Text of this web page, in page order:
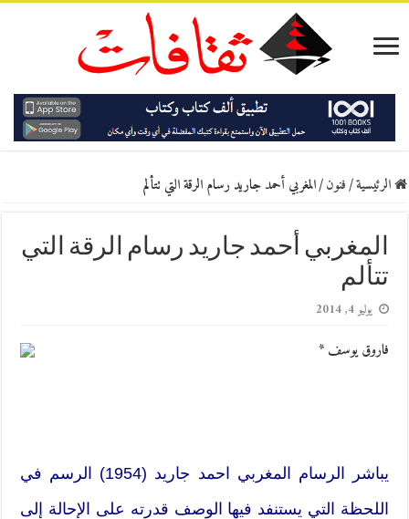
الرئيسية/فنون/المغربي أحمد جاريد رسام الرقة التي تتألم
المغربي أحمد جاريد رسام الرقة التي
تتألم
يوليو 4, 2014
فاروق يوسف *
يباشر الرسام المغربي احمد جاريد (1954) الرسم في
اللحظة التي يستنفد فيها الوصف قدرته على الإحالة إلى